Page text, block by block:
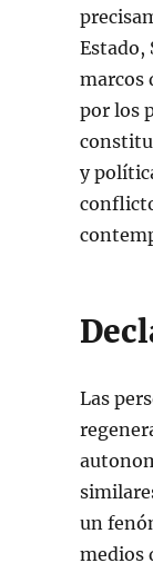
Estado,
marcos
por los
y
Las
un
medios